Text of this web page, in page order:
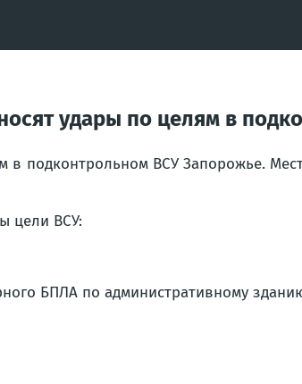
удары по целям в
в подконтрольном ВСУ Запорожье.
цели ВСУ:
БПЛА по административному